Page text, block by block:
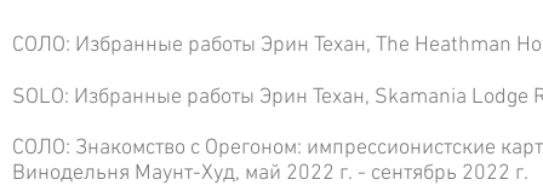
СОЛО: Избранные работы Эрин Техан, The Heathman
SOLO: Избранные работы Эрин Техан, Skamania Lodge
СОЛО: Знакомство с Орегоном: импрессионистские
Винодельня Маунт-Худ, май 2022 г. - сентябрь 2022 г.